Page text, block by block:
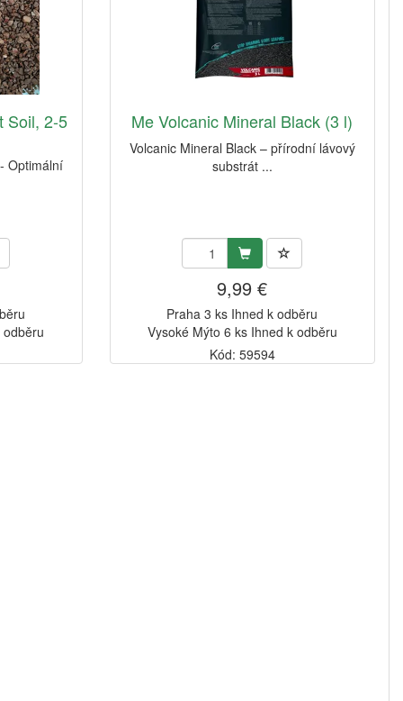
Soil, 2-5
Optimální
Me Volcanic Mineral Black (3 l)
Volcanic Mineral Black – přírodní lávový
substrát ...
9,99 €
Praha 3 ks Ihned k odběru
Vysoké Mýto 6 ks Ihned k odběru
Kód: 59594